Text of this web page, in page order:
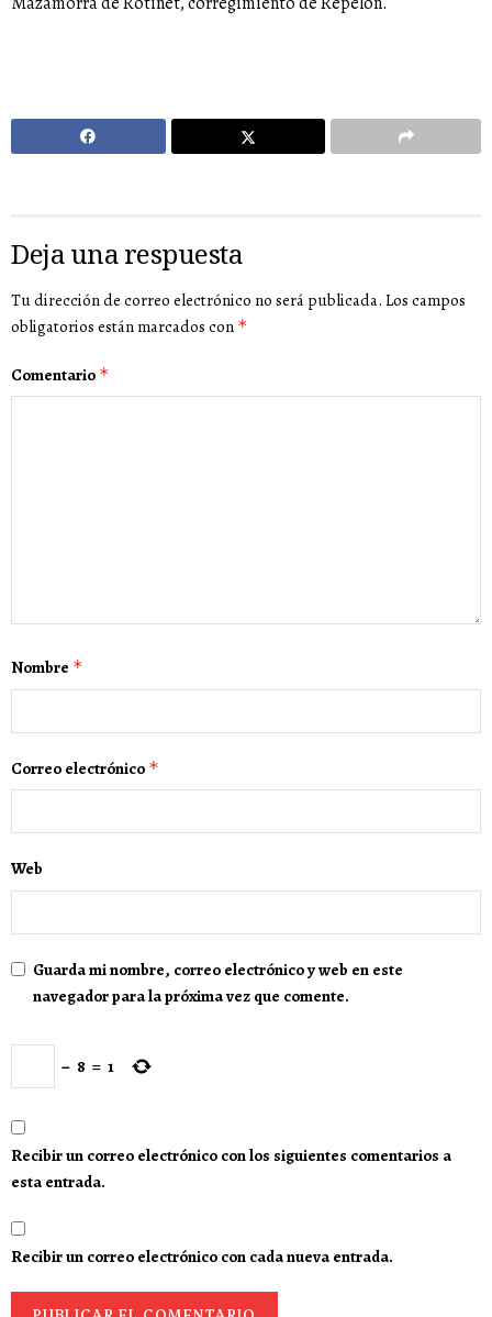
Deja una respuesta
Tu dirección de correo electrónico no será publicada. Los campos
obligatorios están marcados con *
Comentario *
Nombre *
Correo electrónico *
Web
Guarda mi nombre, correo electrónico y web en este
navegador para la próxima vez que comente.
− 8 = 1
Recibir un correo electrónico con los siguientes comentarios a
esta entrada.
Recibir un correo electrónico con cada nueva entrada.